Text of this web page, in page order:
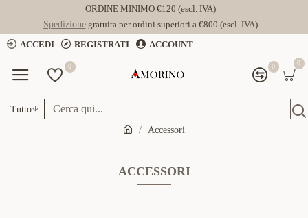
ORDINE MINIMO €120 (escl. IVA)
Spedizionegratuita per ordini superiori a €800 (escl. IVA)
ACCEDI
REGISTRATI ACCOUNT
0 0 0
Tutto
Accessori
ACCESSORI